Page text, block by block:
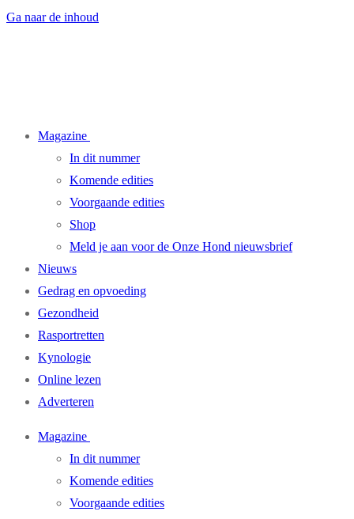
Ga naar de inhoud
Magazine
In dit nummer
Komende edities
Voorgaande edities
Shop
Meld je aan voor de Onze Hond nieuwsbrief
Nieuws
Gedrag en opvoeding
Gezondheid
Rasportretten
Kynologie
Online lezen
Adverteren
Magazine
In dit nummer
Komende edities
Voorgaande edities